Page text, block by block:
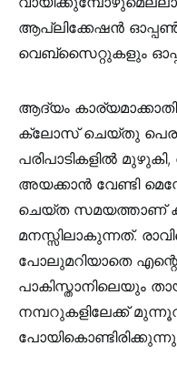
ആപ്ലിക്കേഷൻ
വെബ്സൈറ്റുകളും
ആദ്യം
ക്ലോസ് ചെയ്തു
പരിപാടികളിൽ മുഴുകി,
അയക്കാൻ വേണ്ടി
ചെയ്ത സമയത്താണ്
മനസ്സിലാകുന്നത്.
പോലുമറിയാതെ എന്റെ
പാകിസ്താനിലെയും
നമ്പറുകളിലേക്ക്